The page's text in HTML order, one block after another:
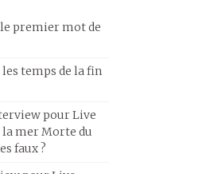
premier mot de
temps de la fin
pour Live
la mer Morte du
faux ?